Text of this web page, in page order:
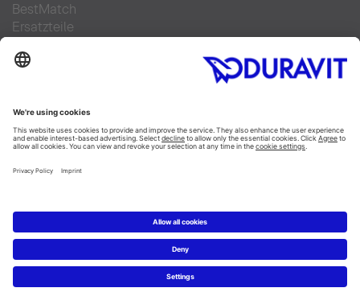
BestMatch
Ersatzteile
Bad Planung
6 Schritte zu Ihrem Traumbad
Badausstellung finden
Service
Presse
Nachhaltigkeit
FAQs